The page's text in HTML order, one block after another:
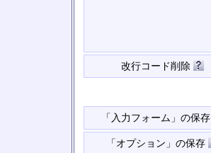
改行コード削除
「入力フォーム」の保存
「オプション」の保存